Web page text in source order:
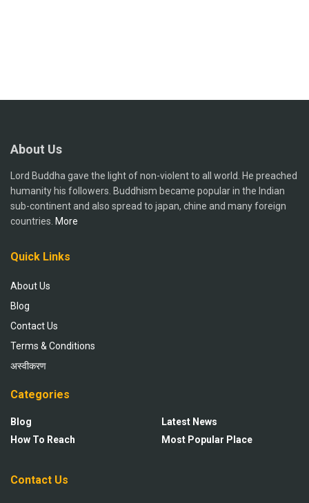
About Us
Lord Buddha gave the light of non-violent to all world. He preached
humanity his followers. Buddhism became popular in the Indian
sub-continent and also spread to japan, chine and many foreign
countries. More
Quick Links
About Us
Blog
Contact Us
Terms & Conditions
अस्वीकरण
Categories
Blog
How To Reach
Latest News
Most Popular Place
Contact Us